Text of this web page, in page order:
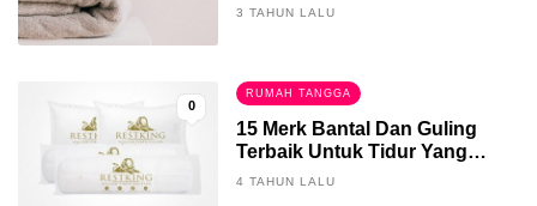
3 TAHUN LALU
0
RUMAH TANGGA
15 Merk Bantal Dan Guling
Terbaik Untuk Tidur Yang
Berkualitas
4 TAHUN LALU